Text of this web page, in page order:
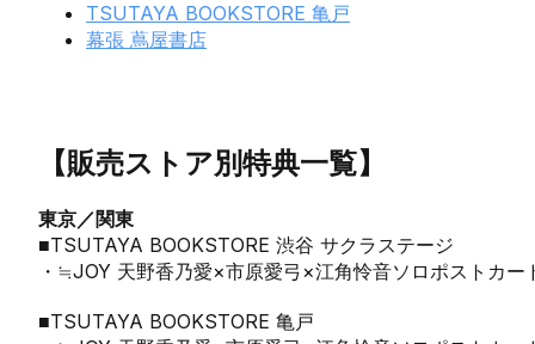
TSUTAYA BOOKSTORE 亀戸
幕張 蔦屋書店
【販売ストア別特典一覧】
東京／関東
■TSUTAYA BOOKSTORE 渋谷 サクラステージ
・≒JOY 天野香乃愛×市原愛弓×江角怜音ソロポストカー
■TSUTAYA BOOKSTORE 亀戸